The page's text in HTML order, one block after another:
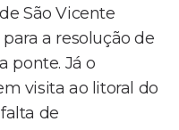
São Vicente
a resolução de
ponte. Já o
visita ao litoral do
de